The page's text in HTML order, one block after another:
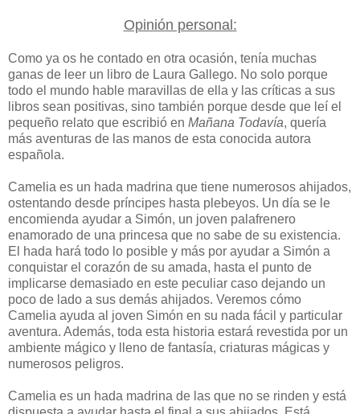
Opinión personal:
Como ya os he contado en otra ocasión, tenía muchas
ganas de leer un libro de Laura Gallego. No solo porque
todo el mundo hable maravillas de ella y las críticas a sus
libros sean positivas, sino también porque desde que leí el
pequeño relato que escribió en Mañana Todavía, quería
más aventuras de las manos de esta conocida autora
española.
Camelia es un hada madrina que tiene numerosos ahijados,
ostentando desde príncipes hasta plebeyos. Un día se le
encomienda ayudar a Simón, un joven palafrenero
enamorado de una princesa que no sabe de su existencia.
El hada hará todo lo posible y más por ayudar a Simón a
conquistar el corazón de su amada, hasta el punto de
implicarse demasiado en este peculiar caso dejando un
poco de lado a sus demás ahijados. Veremos cómo
Camelia ayuda al joven Simón en su nada fácil y particular
aventura. Además, toda esta historia estará revestida por un
ambiente mágico y lleno de fantasía, criaturas mágicas y
numerosos peligros.
Camelia es un hada madrina de las que no se rinden y está